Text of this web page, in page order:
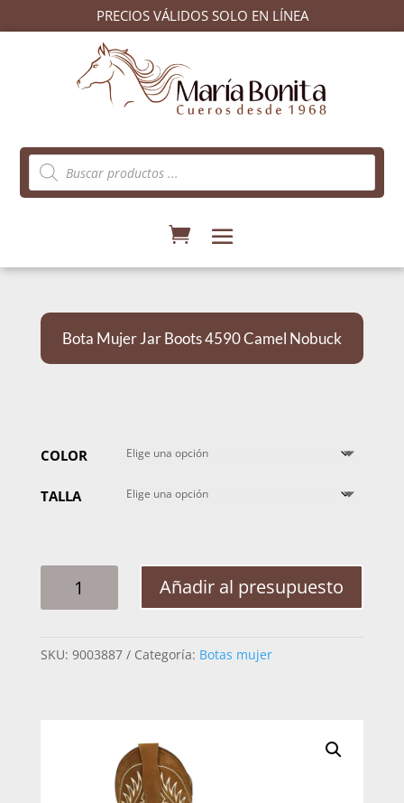
PRECIOS VÁLIDOS SOLO EN LÍNEA
Búsqueda
de
productos
Bota Mujer Jar Boots 4590 Camel Nobuck
COLOR
TALLA
MUJER
4590
Añadir al presupuesto
SKU: 9003887 Categoría: Botas mujer